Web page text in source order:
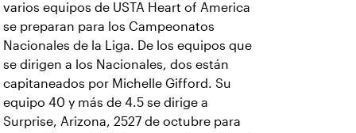
varios equipos de USTA Heart of America
se preparan para los Campeonatos
Nacionales de la Liga. De los equipos que
se dirigen a los Nacionales, dos están
capitaneados por Michelle Gifford. Su
equipo 40 y más de 4.5 se dirige a
Surprise, Arizona, 2527 de octubre para